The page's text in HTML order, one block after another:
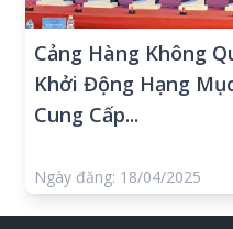
Cảng Hàng Không
Khởi Động Hạng
Cung Cấp...
Ngày đăng: 18/04/2025